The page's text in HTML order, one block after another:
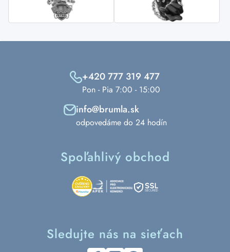
+420 777 319 477
Pon - Pia 7:00 - 15:00
info@brumla.sk
odpovedáme do 24 hodín
Spoľahlivý obchod
Sledujte nás na sieťach